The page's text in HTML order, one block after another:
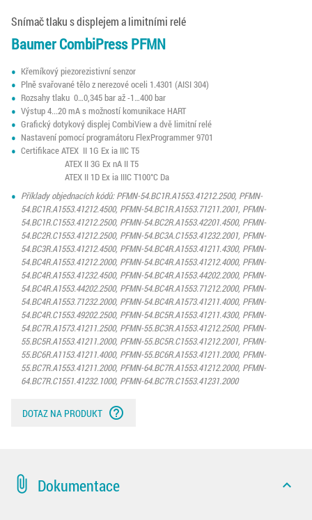
Snímač tlaku s displejem a limitními relé
Baumer CombiPress PFMN
Křemíkový piezorezistivní senzor
Plně svařované tělo z nerezové oceli 1.4301 (AISI 304)
Rozsahy tlaku 0…0,345 bar až -1…400 bar
Výstup 4...20 mA s možností komunikace HART
Grafický dotykový displej CombiView a dvě limitní relé
Nastavení pomocí programátoru FlexProgrammer 9701
Certifikace ATEX II 1G Ex ia IIC T5
ATEX II 3G Ex nA II T5
ATEX II 1D Ex ia IIIC T100°C Da
Příklady objednacích kódů: PFMN-54.BC1R.A1553.41212.2500, PFMN-
54.BC1R.A1553.41212.4500, PFMN-54.BC1R.A1553.71211.2001, PFMN-
54.BC1R.C1553.41212.2500, PFMN-54.BC2R.A1553.42201.4500, PFMN-
54.BC2R.C1553.41212.2500, PFMN-54.BC3A.C1553.41232.2001, PFMN-
54.BC3R.A1553.41212.4500, PFMN-54.BC4R.A1553.41211.4300, PFMN-
54.BC4R.A1553.41212.2000, PFMN-54.BC4R.A1553.41212.4000, PFMN-
54.BC4R.A1553.41232.4500, PFMN-54.BC4R.A1553.44202.2000, PFMN-
54.BC4R.A1553.44202.2500, PFMN-54.BC4R.A1553.71212.2000, PFMN-
54.BC4R.A1553.71232.2000, PFMN-54.BC4R.A1573.41211.4000, PFMN-
54.BC4R.C1553.49202.2500, PFMN-54.BC5R.A1553.41211.4300, PFMN-
54.BC7R.A1573.41211.2500, PFMN-55.BC3R.A1553.41212.2500, PFMN-
55.BC5R.A1553.41211.2000, PFMN-55.BC5R.C1553.41212.2001, PFMN-
55.BC6R.A1153.41211.4000, PFMN-55.BC6R.A1553.41211.2000, PFMN-
55.BC7R.A1553.41211.2000, PFMN-64.BC7R.A1553.41212.2000, PFMN-
64.BC7R.C1551.41232.1000, PFMN-64.BC7R.C1553.41231.2000
DOTAZ NA PRODUKT help_outline
attach_file Dokumentace expand_less